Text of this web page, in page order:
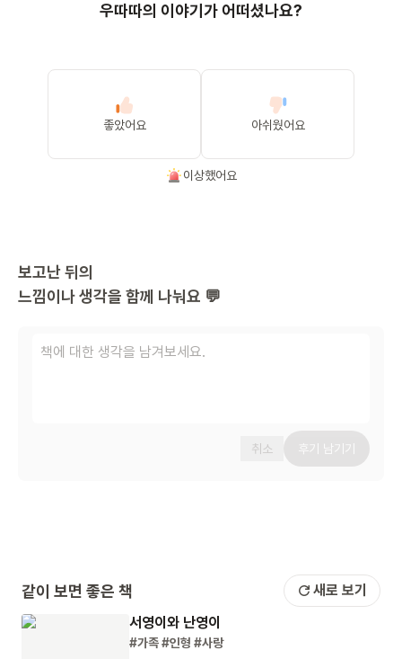
우따따의 이야기가 어떠셨나요?
좋았어요 아쉬웠어요
이상했어요
보고난 뒤의
느낌이나 생각을 함께 나눠요 💬
취소 후기 남기기
같이 보면 좋은 책 새로 보기
서영이와 난영이
#가족#인형 #사랑